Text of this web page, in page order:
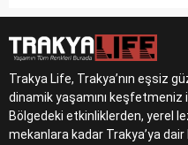
Trakya Life, Trakya’nın eşsiz
dinamik yaşamını keşfetmeniz
Bölgedeki etkinliklerden, yerel
mekanlara kadar Trakya’ya